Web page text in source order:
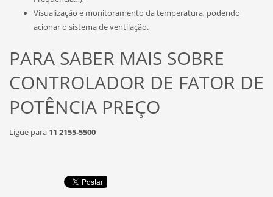
Visualização e monitoramento da temperatura, podendo
acionar o sistema de ventilação.
PARA SABER MAIS SOBRE
CONTROLADOR DE FATOR DE
POTÊNCIA PREÇO
Ligue para 11 2155-5500